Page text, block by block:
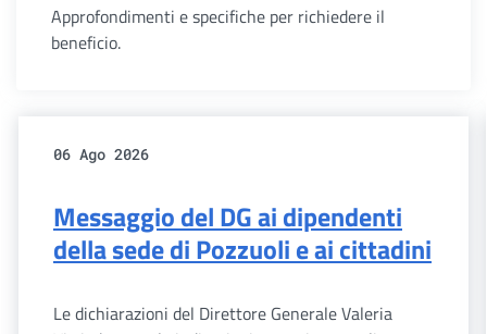
Approfondimenti e specifiche per richiedere il
beneficio.
06 Ago 2026
Messaggio del DG ai dipendenti
della sede di Pozzuoli e ai cittadini
Le dichiarazioni del Direttore Generale Valeria